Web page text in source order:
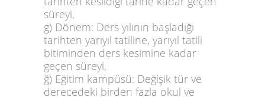
süreyi,
g) Dönem: Ders yılının başladığı
tarihten yarıyıl tatiline, yarıyıl tatili
bitiminden ders kesimine kadar
geçen süreyi,
ğ) Eğitim kampüsü: Değişik tür ve
derecedeki birden fazla okul ve